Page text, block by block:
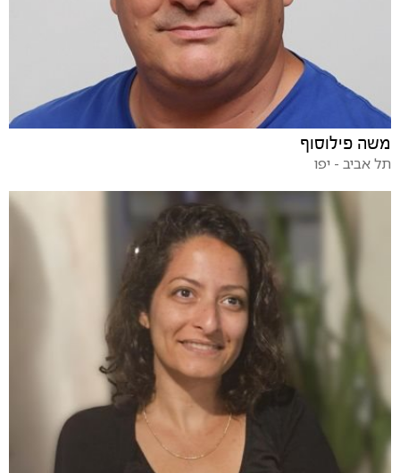
משה פילוסוף
תל אביב - יפו